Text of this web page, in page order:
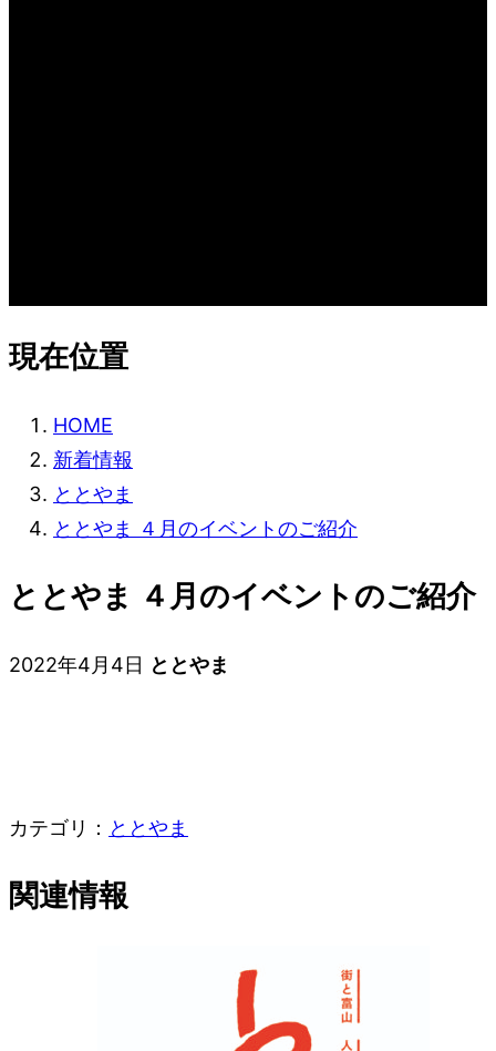
現在位置
HOME
新着情報
ととやま
ととやま ４月のイベントのご紹介
ととやま ４月のイベントのご紹介
2022年4月4日 ととやま
カテゴリ： ととやま
関連情報